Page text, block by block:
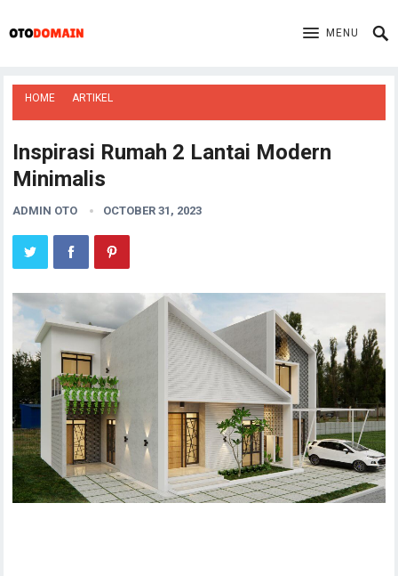
MENU
HOME ARTIKEL
Inspirasi Rumah 2 Lantai Modern
Minimalis
ADMIN OTO OCTOBER 31, 2023